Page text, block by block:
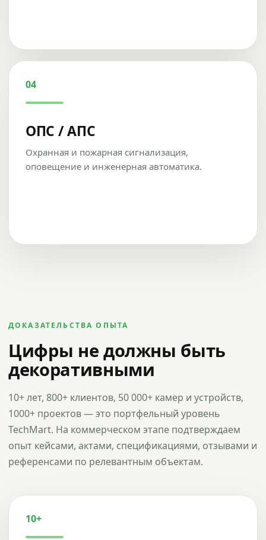
04
ОПС / АПС
Охранная и пожарная сигнализация,
оповещение и инженерная автоматика.
ДОКАЗАТЕЛЬСТВА ОПЫТА
Цифры не должны быть
декоративными
10+ лет, 800+ клиентов, 50 000+ камер и устройств,
1000+ проектов — это портфельный уровень
TechMart. На коммерческом этапе подтверждаем
опыт кейсами, актами, спецификациями, отзывами и
референсами по релевантным объектам.
10+